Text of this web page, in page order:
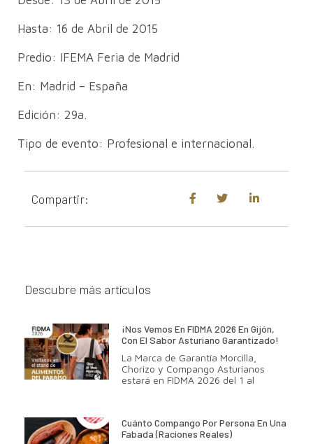
Hasta: 16 de Abril de 2015
Predio: IFEMA Feria de Madrid
En: Madrid – España
Edición: 29a.
Tipo de evento: Profesional e internacional.
Compartir:
Descubre más artículos
¡Nos Vemos En FIDMA 2026 En Gijón,
Con El Sabor Asturiano Garantizado!
La Marca de Garantía Morcilla,
Chorizo y Compango Asturianos
estará en FIDMA 2026 del 1 al
Cuánto Compango Por Persona En Una
Fabada (raciones Reales)